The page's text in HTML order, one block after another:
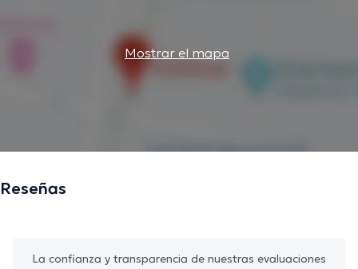
Mostrar el mapa
Reseñas
La confianza y transparencia de nuestras evaluaciones